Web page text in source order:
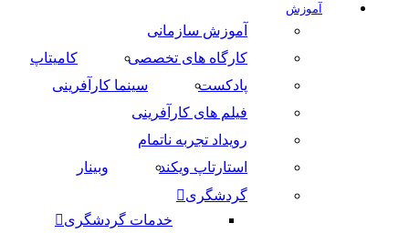
آموزش
آموزش سازمانی
کارگاه های تخصصی
کامیتاپ
پادکست
سینما کارآفرینی
فیلم های کارآفرینی
رویداد تجربه ناتمام
استارتاپ ویکند
وبینار
گردشگری
خدمات گردشگری